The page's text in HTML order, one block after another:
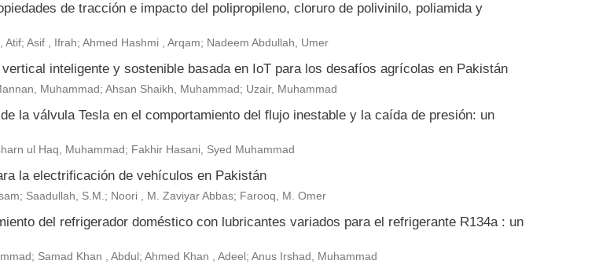
de tracción e impacto del polipropileno, cloruro de polivinilo, poliamida y
Atif; Asif , Ifrah; Ahmed Hashmi , Arqam; Nadeem Abdullah, Umer
inteligente y sostenible basada en IoT para los desafíos agrícolas en Pakistán
Muhammad; Ahsan Shaikh, Muhammad; Uzair, Muhammad
la válvula Tesla en el comportamiento del flujo inestable y la caída de presión: un
ul Haq, Muhammad; Fakhir Hasani, Syed Muhammad
la electrificación de vehículos en Pakistán
Saadullah, S.M.; Noori , M. Zaviyar Abbas; Farooq, M. Omer
del refrigerador doméstico con lubricantes variados para el refrigerante R134a : un
Samad Khan , Abdul; Ahmed Khan , Adeel; Anus Irshad, Muhammad